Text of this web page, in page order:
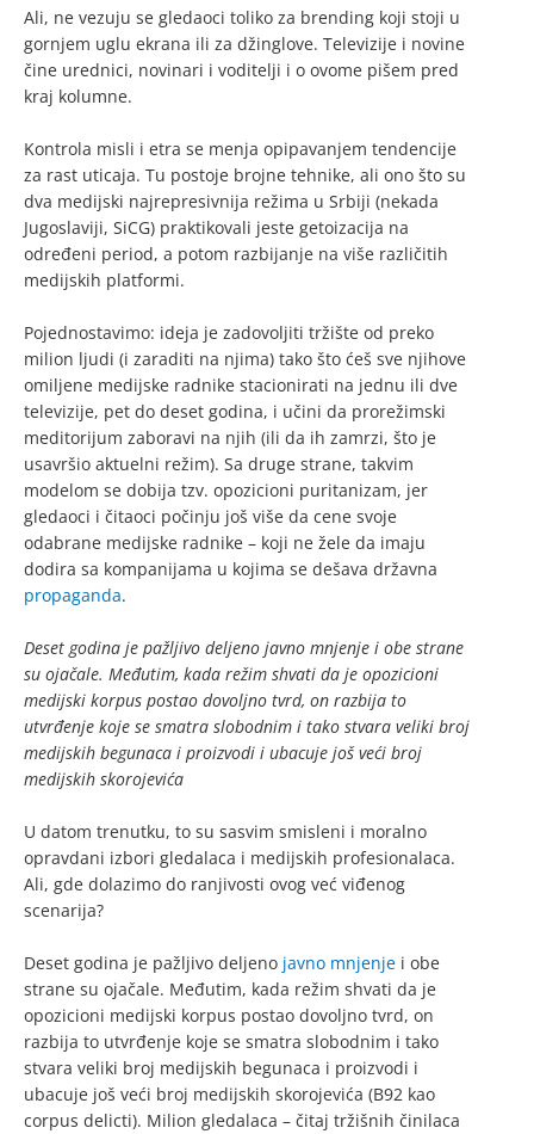
Ali, ne vezuju se gledaoci toliko za brending koji stoji u
gornjem uglu ekrana ili za džinglove. Televizije i novine
čine urednici, novinari i voditelji i o ovome pišem pred
kraj kolumne.
Kontrola misli i etra se menja opipavanjem tendencije
za rast uticaja. Tu postoje brojne tehnike, ali ono što su
dva medijski najrepresivnija režima u Srbiji (nekada
Jugoslaviji, SiCG) praktikovali jeste getoizacija na
određeni period, a potom razbijanje na više različitih
medijskih platformi.
Pojednostavimo: ideja je zadovoljiti tržište od preko
milion ljudi (i zaraditi na njima) tako što ćeš sve njihove
omiljene medijske radnike stacionirati na jednu ili dve
televizije, pet do deset godina, i učini da prorežimski
meditorijum zaboravi na njih (ili da ih zamrzi, što je
usavršio aktuelni režim). Sa druge strane, takvim
modelom se dobija tzv. opozicioni puritanizam, jer
gledaoci i čitaoci počinju još više da cene svoje
odabrane medijske radnike – koji ne žele da imaju
dodira sa kompanijama u kojima se dešava državna
propaganda.
Deset godina je pažljivo deljeno javno mnjenje i obe strane
su ojačale. Međutim, kada režim shvati da je opozicioni
medijski korpus postao dovoljno tvrd, on razbija to
utvrđenje koje se smatra slobodnim i tako stvara veliki broj
medijskih begunaca i proizvodi i ubacuje još veći broj
medijskih skorojevića
U datom trenutku, to su sasvim smisleni i moralno
opravdani izbori gledalaca i medijskih profesionalaca.
Ali, gde dolazimo do ranjivosti ovog već viđenog
scenarija?
Deset godina je pažljivo deljeno javno mnjenje i obe
strane su ojačale. Međutim, kada režim shvati da je
opozicioni medijski korpus postao dovoljno tvrd, on
razbija to utvrđenje koje se smatra slobodnim i tako
stvara veliki broj medijskih begunaca i proizvodi i
ubacuje još veći broj medijskih skorojevića (B92 kao
corpus delicti). Milion gledalaca – čitaj tržišnih činilaca